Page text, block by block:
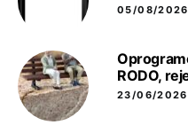
05/08/2026
RODO,
23/06/2026